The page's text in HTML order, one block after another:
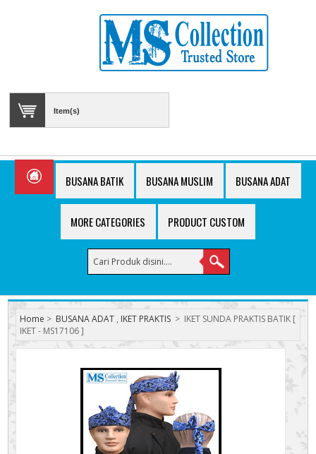
Item(s)
BUSANA BATIK BUSANA MUSLIM BUSANA ADAT
MORE CATEGORIES PRODUCT CUSTOM
Home > BUSANA ADAT , IKET PRAKTIS > IKET SUNDA PRAKTIS BATIK [
IKET - MS17106 ]